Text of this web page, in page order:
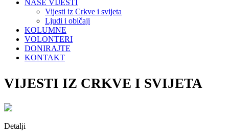
NAŠE VIJESTI
Vijesti iz Crkve i svijeta
Ljudi i običaji
KOLUMNE
VOLONTERI
DONIRAJTE
KONTAKT
VIJESTI IZ CRKVE I SVIJETA
Detalji